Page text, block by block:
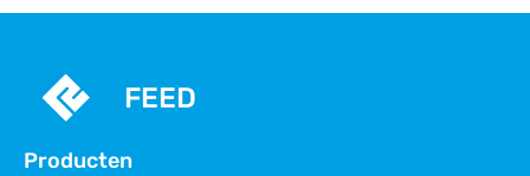
FEED
Producten